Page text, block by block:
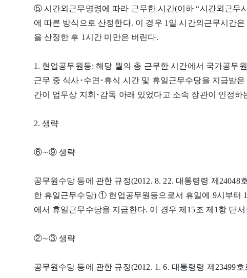
⑤ 시간외근무명령에 따라 근무한 시간(이하 “시간외근무
에 따른 방식으로 산정한다. 이 경우 1일 시간외근무시간
을 산정한 후 1시간 미만은 버린다.
1. 현업공무원등: 해당 월의 총 근무한 시간에서 국가공무
근무 중 식사･수면･휴식 시간 및 휴일근무수당을 지급받
간이 업무상 지휘･감독 아래 있었다고 소속 장관이 인정하
2. 생략
⑥∼⑨ 생략
공무원수당 등에 관한 규정(2012. 8. 22. 대통령령 제24048
한 휴일근무수당) ① 현업공무원등으로서 휴일에 9시부터
에서 휴일근무수당을 지급한다. 이 경우 제15조 제1항 단
②∼③ 생략
공무원수당 등에 관한 규정(2012. 1. 6. 대통령령 제23499